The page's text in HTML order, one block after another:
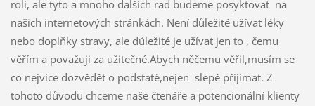
roli, ale tyto a mnoho dalších rad budeme posyktovat na
našich internetových stránkách. Není důležité užívat léky
nebo doplňky stravy, ale důležité je užívat jen to , čemu
věřím a považuji za užitečné.Abych něčemu věřil,musím se
co nejvíce dozvědět o podstatě,nejen slepě přijímat. Z
tohoto důvodu chceme naše čtenáře a potencionální klienty